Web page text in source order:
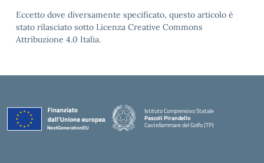
Eccetto dove diversamente specificato, questo articolo è
stato rilasciato sotto Licenza Creative Commons
Attribuzione 4.0 Italia.
Istituto Comprensivo Statale
Pascoli Pirandello
Castellammare del Golfo (TP)